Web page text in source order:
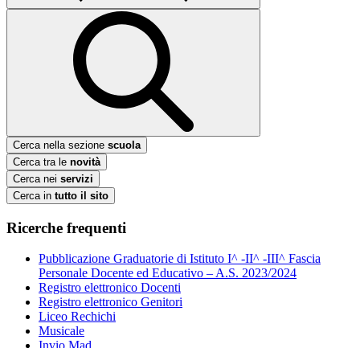
Cerca nella sezione scuola
Cerca tra le novità
Cerca nei servizi
Cerca in tutto il sito
Ricerche frequenti
Pubblicazione Graduatorie di Istituto I^ -II^ -III^ Fascia
Personale Docente ed Educativo – A.S. 2023/2024
Registro elettronico Docenti
Registro elettronico Genitori
Liceo Rechichi
Musicale